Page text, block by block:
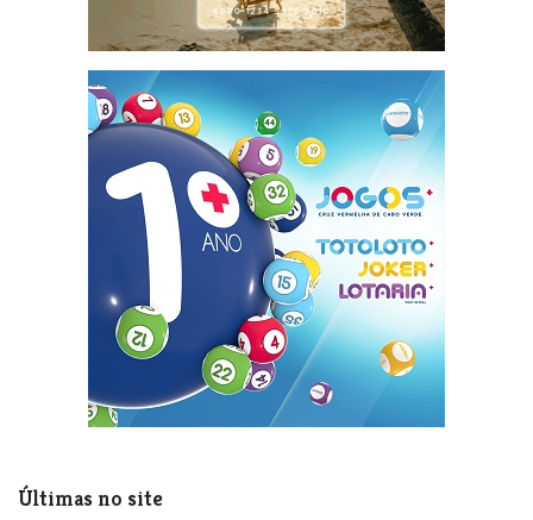
Últimas no site